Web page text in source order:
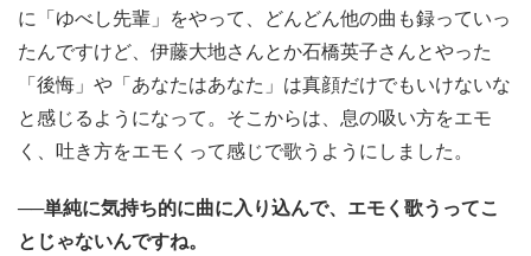
に「ゆべし先輩」をやって、どんどん他の曲も録っていっ
たんですけど、伊藤大地さんとか石橋英子さんとやった
「後悔」や「あなたはあなた」は真顔だけでもいけないな
と感じるようになって。そこからは、息の吸い方をエモ
く、吐き方をエモくって感じで歌うようにしました。
──単純に気持ち的に曲に入り込んで、エモく歌うってこ
とじゃないんですね。